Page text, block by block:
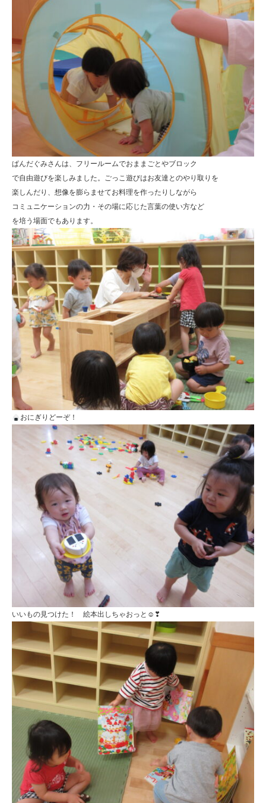
ぱんだぐみさんは、フリールームでおままごとやブロック
で自由遊びを楽しみました。ごっこ遊びはお友達とのやり取りを
楽しんだり、想像を膨らませてお料理を作ったりしながら
コミュニケーションの力・その場に応じた言葉の使い方など
を培う場面でもあります。
おにぎりどーぞ！
いいもの見つけた！ 絵本出しちゃおっと☺❣